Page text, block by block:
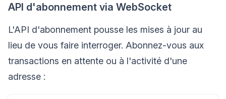
API d'abonnement via WebSocket
L'API d'abonnement pousse les mises à jour au
lieu de vous faire interroger. Abonnez-vous aux
transactions en attente ou à l'activité d'une
adresse :